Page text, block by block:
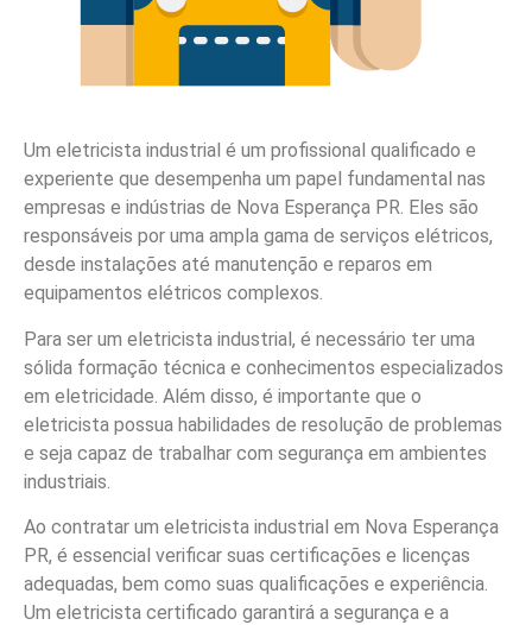
Um eletricista industrial é um profissional qualificado e
experiente que desempenha um papel fundamental nas
empresas e indústrias de Nova Esperança PR. Eles são
responsáveis por uma ampla gama de serviços elétricos,
desde instalações até manutenção e reparos em
equipamentos elétricos complexos.
Para ser um eletricista industrial, é necessário ter uma
sólida formação técnica e conhecimentos especializados
em eletricidade. Além disso, é importante que o
eletricista possua habilidades de resolução de problemas
e seja capaz de trabalhar com segurança em ambientes
industriais.
Ao contratar um eletricista industrial em Nova Esperança
PR, é essencial verificar suas certificações e licenças
adequadas, bem como suas qualificações e experiência.
Um eletricista certificado garantirá a segurança e a